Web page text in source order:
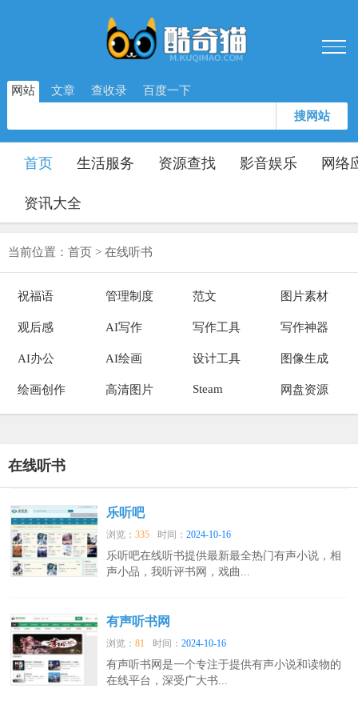
网站 文章 查收录 百度一下
搜网站
首页 生活服务 资源查找 影音娱乐 网络
资讯大全
当前位置： 首页 > 在线听书
祝福语 管理制度 范文 图片素材
观后感 AI写作 写作工具 写作神器
AI办公 AI绘画 设计工具 图像生成
绘画创作 高清图片 Steam 网盘资源
在线听书
乐听吧
浏览：335 时间：2024-10-16
乐听吧在线听书提供最新最全热门有声小说，相
声小品，我听评书网，戏曲...
有声听书网
浏览：81 时间：2024-10-16
有声听书网是一个专注于提供有声小说和读物的
在线平台，深受广大书...